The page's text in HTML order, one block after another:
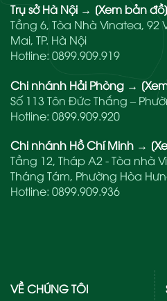
Trụ sở Hà Nội → [Xem bản đồ]
Tầng 6, Tòa Nhà Vinatea, 92
Mai, TP. Hà Nội
Hotline: 0899.909.919
Chi nhánh Hải Phòng →
Số 113 Tôn Đức Thắng –
Hotline: 0899.909.920
Chi nhánh Hồ Chí Minh →
Tầng 12, Tháp A2 - Tòa nhà
Tháng Tám, Phường Hòa
Hotline: 0899.909.936
VỀ CHÚNG TÔI